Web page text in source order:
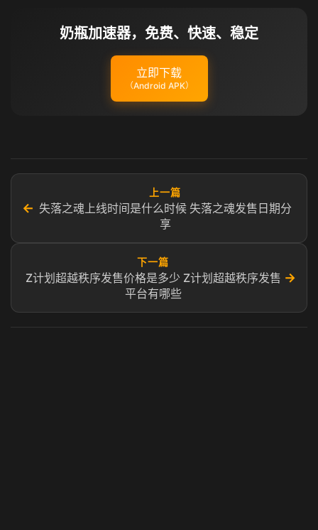
奶瓶加速器，免费、快速、稳定
立即下载
（Android APK）
←
上一篇
失落之魂上线时间是什么时候 失落之魂发售日期分
享
下一篇
Z计划超越秩序发售价格是多少 Z计划超越秩序发售
平台有哪些
→